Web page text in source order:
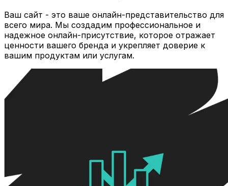
Ваш сайт - это ваше онлайн-представительство для
всего мира. Мы создадим профессиональное и
надежное онлайн-присутствие, которое отражает
ценности вашего бренда и укрепляет доверие к
вашим продуктам или услугам.